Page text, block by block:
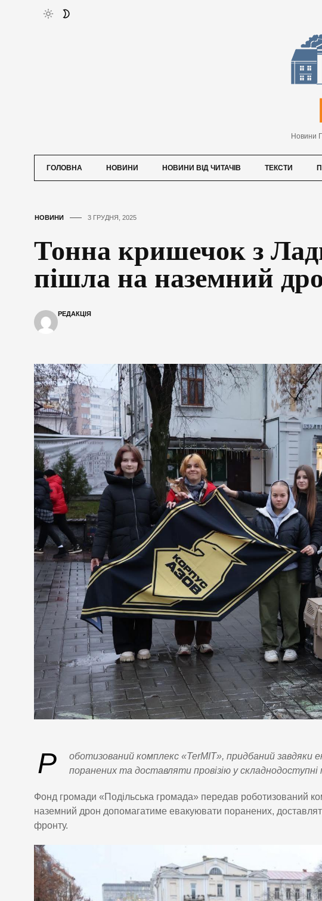
Новини
ГОЛОВНА НОВИНИ НОВИНИ ВІД ЧИТАЧІВ ТЕКСТИ
НОВИНИ 3 ГРУДНЯ, 2025
Тонна кришечок з
пішла на наземний
РЕДАКЦІЯ
Р
оботизований комплекс «TerMIT», придбаний
поранених та доставляти провізію у складнодоступні
Фонд громади «Подільська громада» передав роботизований
наземний дрон допомагатиме евакуювати поранених,
фронту.